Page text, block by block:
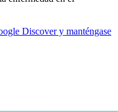
Discover y manténgase